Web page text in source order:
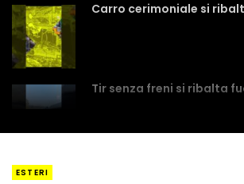
Carro cerimoniale si
Tir senza freni si ribalta
ESTERI